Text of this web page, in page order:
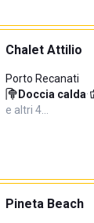
Chalet Attilio
Porto Recanati
Doccia calda·
e altri 4…
Pineta Beach